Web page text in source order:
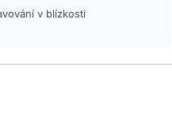
v blízkosti